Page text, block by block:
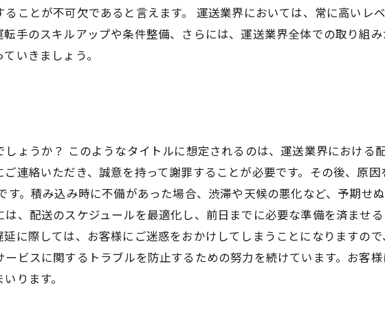
ことが不可欠であると言えます。 運送業界においては、常に高いレ
手のスキルアップや条件整備、さらには、運送業界全体での取り組
いきましょう。
ょうか？ このようなタイトルに想定されるのは、運送業界における
連絡いただき、誠意を持って謝罪することが必要です。その後、原
す。積み込み時に不備があった場合、渋滞や天候の悪化など、予期せ
、配送のスケジュールを最適化し、前日までに必要な準備を済ませ
に際しては、お客様にご迷惑をおかけしてしまうことになりますの
ビスに関するトラブルを防止するための努力を続けています。お客
ります。